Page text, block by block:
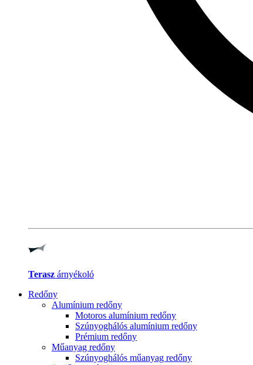
Terasz árnyékoló
Redőny
Alumínium redőny
Motoros alumínium redőny
Szúnyoghálós alumínium redőny
Prémium redőny
Műanyag redőny
Szúnyoghálós műanyag redőny